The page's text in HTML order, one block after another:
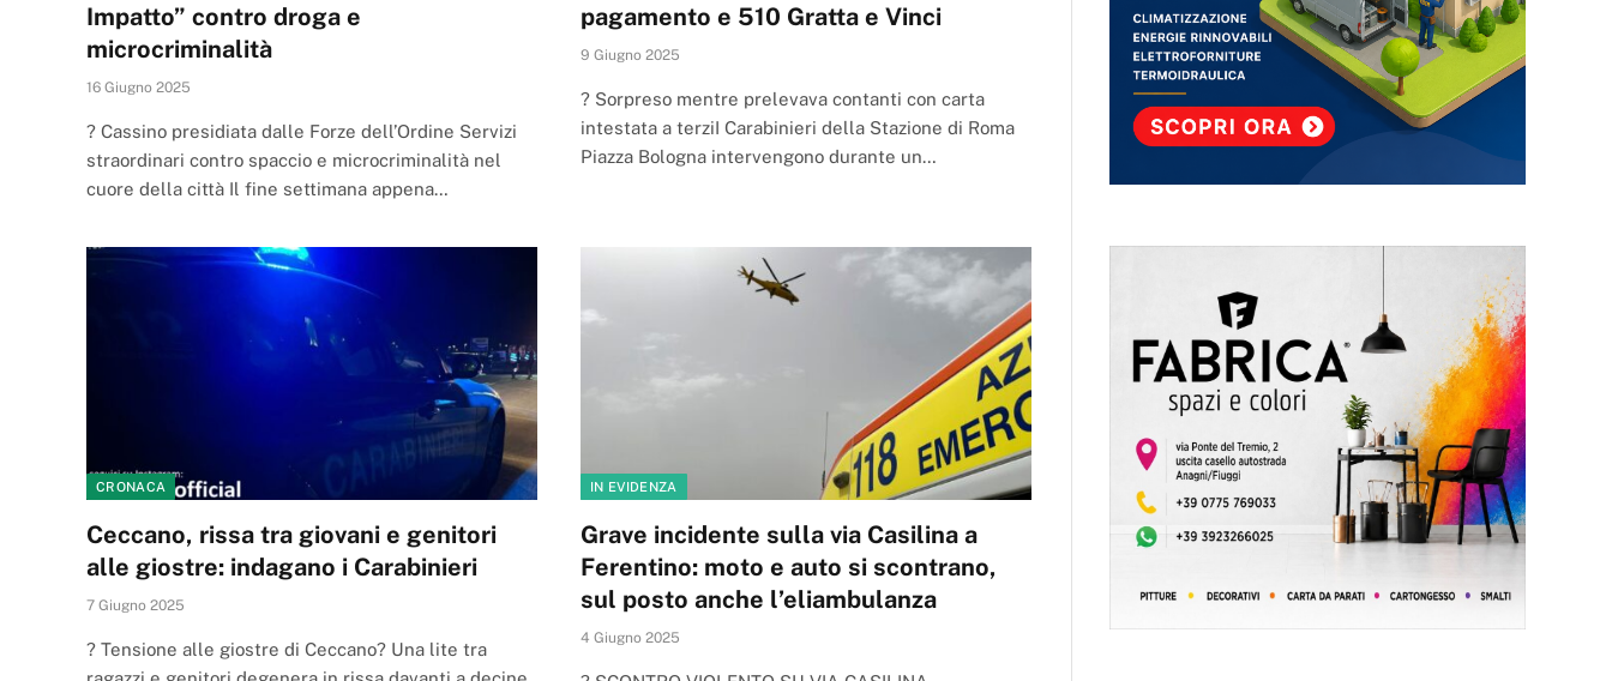
Impatto” contro droga e
microcriminalità
16 Giugno 2025
? Cassino presidiata dalle Forze dell’Ordine Servizi
straordinari contro spaccio e microcriminalità nel
cuore della città Il fine settimana appena…
pagamento e 510 Gratta e Vinci
9 Giugno 2025
? Sorpreso mentre prelevava contanti con carta
intestata a terziI Carabinieri della Stazione di Roma
Piazza Bologna intervengono durante un…
CRONACA
Ceccano, rissa tra giovani e genitori
alle giostre: indagano i Carabinieri
7 Giugno 2025
? Tensione alle giostre di Ceccano? Una lite tra
IN EVIDENZA
Grave incidente sulla via Casilina a
Ferentino: moto e auto si scontrano,
sul posto anche l’eliambulanza
4 Giugno 2025